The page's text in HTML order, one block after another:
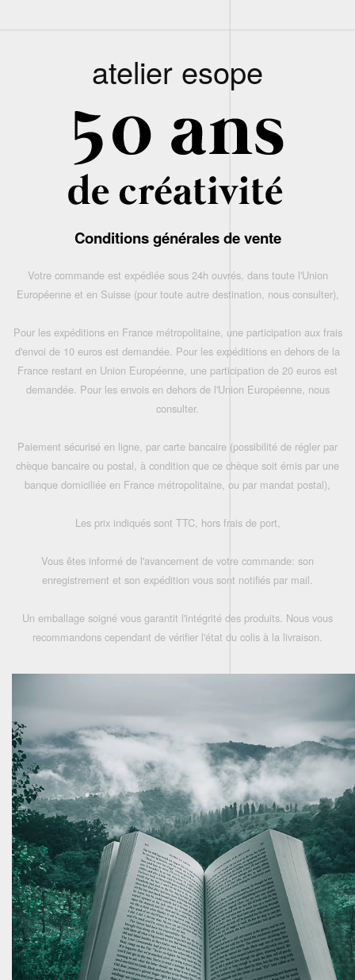
atelier esope
Conditions générales de vente
Votre commande est expédiée sous 24h ouvrés, dans toute l'Union
Européenne et en Suisse (pour toute autre destination, nous consulter),
Pour les expéditions en France métropolitaine, une participation aux frais
d'envoi de 10 euros est demandée. Pour les expéditions en dehors de la
France restant en Union Européenne, une participation de 20 euros est
demandée. Pour les envois en dehors de l'Union Européenne, nous
consulter.
Paiement sécurisé en ligne, par carte bancaire (possibilité de régler par
chèque bancaire ou postal, à condition que ce chèque soit émis par une
banque domiciliée en France métropolitaine, ou par mandat postal),
Les prix indiqués sont TTC, hors frais de port,
Vous êtes informé de l'avancement de votre commande: son
enregistrement et son expédition vous sont notifiés par mail.
Un emballage soigné vous garantit l'intégrité des produits. Nous vous
recommandons cependant de vérifier l'état du colis à la livraison.